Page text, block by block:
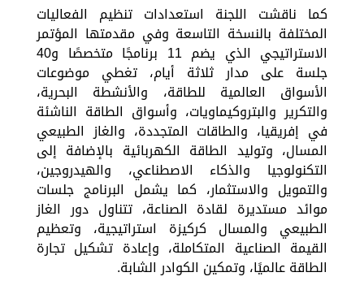
كما ناقشت اللجنة استعدادات تنظيم الفعاليات
المختلفة بالنسخة التاسعة وفي مقدمتها المؤتمر
الاستراتيجي الذي يضم 11 برنامجًا متخصصًا و40
جلسة على مدار ثلاثة أيام، تغطي موضوعات
الأسواق العالمية للطاقة، والأنشطة البحرية،
والتكرير والبتروكيماويات، وأسواق الطاقة الناشئة
في إفريقيا، والطاقات المتجددة، والغاز الطبيعي
المسال، وتوليد الطاقة الكهربائية بالإضافة إلى
التكنولوجيا والذكاء الاصطناعي، والهيدروجين،
والتمويل والاستثمار، كما يشمل البرنامج جلسات
موائد مستديرة لقادة الصناعة، تتناول دور الغاز
الطبيعي والمسال كركيزة استراتيجية، وتعظيم
القيمة الصناعية المتكاملة، وإعادة تشكيل تجارة
الطاقة عالميًا، وتمكين الكوادر الشابة.